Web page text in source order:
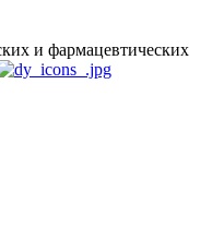
и фармацевтических